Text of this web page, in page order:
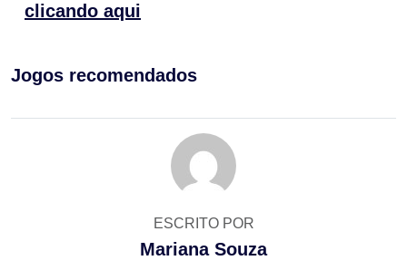
clicando aqui
Jogos recomendados
ESCRITO POR
Mariana Souza